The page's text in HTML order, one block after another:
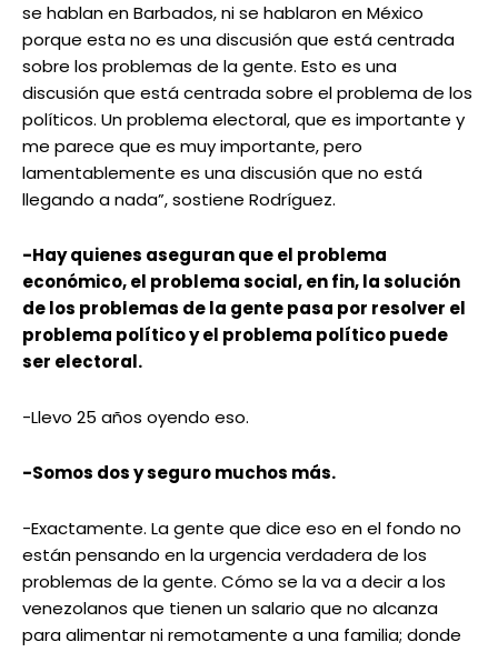
se hablan en Barbados, ni se hablaron en México
porque esta no es una discusión que está centrada
sobre los problemas de la gente. Esto es una
discusión que está centrada sobre el problema de los
políticos. Un problema electoral, que es importante y
me parece que es muy importante, pero
lamentablemente es una discusión que no está
llegando a nada”, sostiene Rodríguez.
-Hay quienes aseguran que el problema
económico, el problema social, en fin, la solución
de los problemas de la gente pasa por resolver el
problema político y el problema político puede
ser electoral.
-Llevo 25 años oyendo eso.
-Somos dos y seguro muchos más.
-Exactamente. La gente que dice eso en el fondo no
están pensando en la urgencia verdadera de los
problemas de la gente. Cómo se la va a decir a los
venezolanos que tienen un salario que no alcanza
para alimentar ni remotamente a una familia; donde